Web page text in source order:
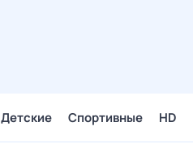
Детские Спортивные HD